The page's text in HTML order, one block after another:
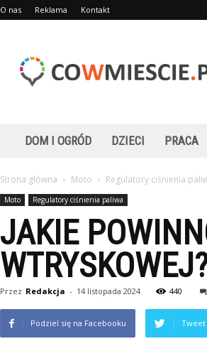
O nas Reklama Kontakt
DOM I OGRÓD DZIECI PRACA
Strona główna Moto Regulatory ciśnienia
Moto Regulatory ciśnienia paliwa
JAKIE
Przez Redakcja - 14 listopada 2024 440
Podziel się na Facebooku Tweet